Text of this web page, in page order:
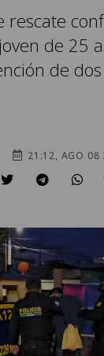
rescate
de 25
de
21:12, AGO 08